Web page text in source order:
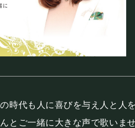
時代も人に喜びを与え人と人
とご一緒に大きな声で歌いませ